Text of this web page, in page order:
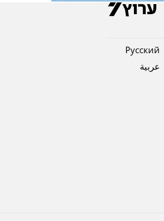
Pусский
عربية